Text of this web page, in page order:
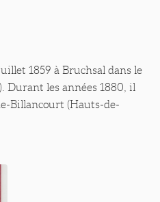
1859 à Bruchsal dans le
Durant les années 1880, il
Billancourt (Hauts-de-